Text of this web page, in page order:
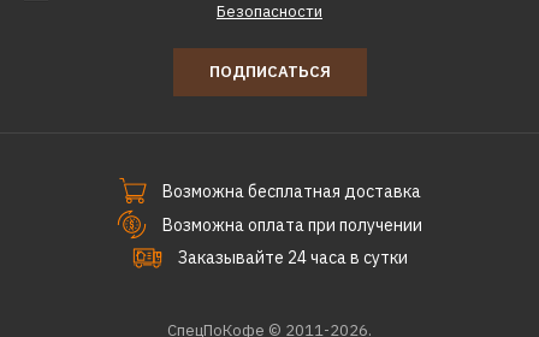
24840р.
Безопасности
ПОДПИСАТЬСЯ
Возможна бесплатная доставка
Возможна оплата при получении
Заказывайте 24 часа в сутки
СпецПоКофе © 2011-2026.